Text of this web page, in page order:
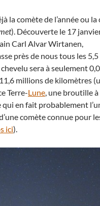
la comète de l’année ou la
). Découverte le 17
Carl Alvar Wirtanen,
près de nous tous les 5,5
sera à seulement
millions de kilomètres
Terre-Lune, une broutille à
qui en fait probablement
comète connue pour
ici).